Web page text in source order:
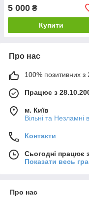
5 000 ₴
Купити
Про нас
100% позитивних з
Працює з
м. Київ
Вільні та Незламні
Контакти
Сьогодні працює
Показати весь
Про нас